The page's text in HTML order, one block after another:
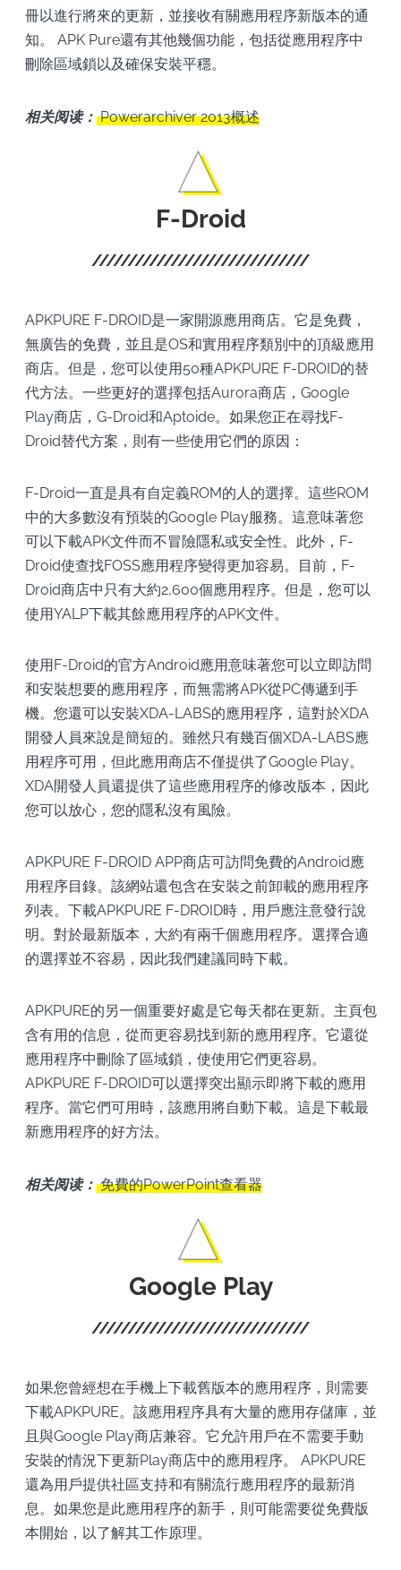
冊以進行將來的更新，並接收有關應用程序新版本的通
知。 APK Pure還有其他幾個功能，包括從應用程序中
刪除區域鎖以及確保安裝平穩。
相关阅读： Powerarchiver 2013概述
F-Droid
APKPURE F-DROID是一家開源應用商店。它是免費，
無廣告的免費，並且是OS和實用程序類別中的頂級應用
商店。但是，您可以使用50種APKPURE F-DROID的替
代方法。一些更好的選擇包括Aurora商店，Google
Play商店，G-Droid和Aptoide。如果您正在尋找F-
Droid替代方案，則有一些使用它們的原因：
F-Droid一直是具有自定義ROM的人的選擇。這些ROM
中的大多數沒有預裝的Google Play服務。這意味著您
可以下載APK文件而不冒險隱私或安全性。此外，F-
Droid使查找FOSS應用程序變得更加容易。目前，F-
Droid商店中只有大約2,600個應用程序。但是，您可以
使用YALP下載其餘應用程序的APK文件。
使用F-Droid的官方Android應用意味著您可以立即訪問
和安裝想要的應用程序，而無需將APK從PC傳遞到手
機。您還可以安裝XDA-LABS的應用程序，這對於XDA
開發人員來說是簡短的。雖然只有幾百個XDA-LABS應
用程序可用，但此應用商店不僅提供了Google Play。
XDA開發人員還提供了這些應用程序的修改版本，因此
您可以放心，您的隱私沒有風險。
APKPURE F-DROID APP商店可訪問免費的Android應
用程序目錄。該網站還包含在安裝之前卸載的應用程序
列表。下載APKPURE F-DROID時，用戶應注意發行說
明。對於最新版本，大約有兩千個應用程序。選擇合適
的選擇並不容易，因此我們建議同時下載。
APKPURE的另一個重要好處是它每天都在更新。主頁包
含有用的信息，從而更容易找到新的應用程序。它還從
應用程序中刪除了區域鎖，使使用它們更容易。
APKPURE F-DROID可以選擇突出顯示即將下載的應用
程序。當它們可用時，該應用將自動下載。這是下載最
新應用程序的好方法。
相关阅读： 免費的PowerPoint查看器
Google Play
如果您曾經想在手機上下載舊版本的應用程序，則需要
下載APKPURE。該應用程序具有大量的應用存儲庫，並
且與Google Play商店兼容。它允許用戶在不需要手動
安裝的情況下更新Play商店中的應用程序。 APKPURE
還為用戶提供社區支持和有關流行應用程序的最新消
息。如果您是此應用程序的新手，則可能需要從免費版
本開始，以了解其工作原理。